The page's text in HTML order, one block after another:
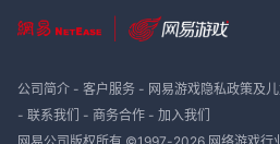
公司简介- 客户服务- 网易游戏隐私政策及
- 联系我们 - 商务合作- 加入我们